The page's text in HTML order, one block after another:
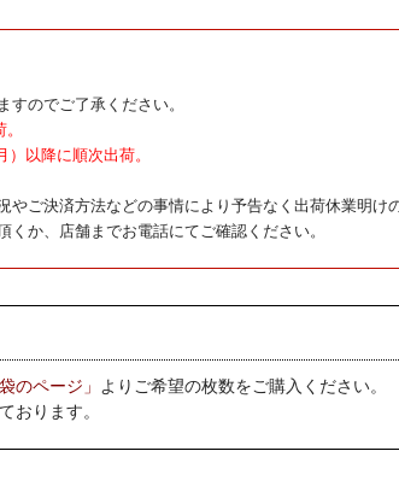
のでご了承ください。
以降に順次出荷。
やご決済方法などの事情により予告なく出荷休業明け
か、店舗までお電話にてご確認ください。
袋のページ」 よりご希望の枚数をご購入ください。
おります。